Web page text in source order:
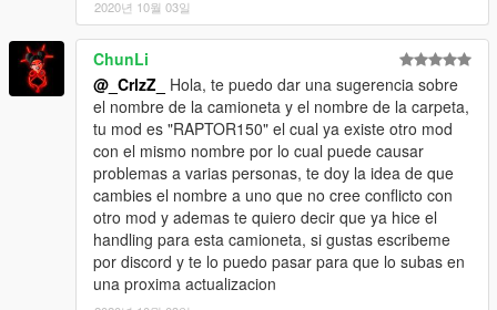
2020년 10월 03일
ChunLi
@_CrlzZ_
Hola, te puedo dar una sugerencia sobre
el nombre de la camioneta y el nombre de la carpeta,
tu mod es "RAPTOR150" el cual ya existe otro mod
con el mismo nombre por lo cual puede causar
problemas a varias personas, te doy la idea de que
cambies el nombre a uno que no cree conflicto con
otro mod y ademas te quiero decir que ya hice el
handling para esta camioneta, si gustas escribeme
por discord y te lo puedo pasar para que lo subas en
una proxima actualizacion